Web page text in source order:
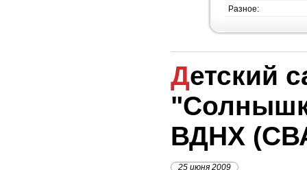
Разное:
Детский сад №1342
ВДНХ
25 июня 2009